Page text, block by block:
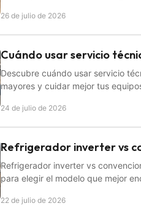
26 de julio de 2026
Cuándo usar servicio
Descubre cuándo usar servicio
mayores y cuidar mejor tus
24 de julio de 2026
Refrigerador inverter vs
Refrigerador inverter vs
para elegir el modelo que mejor
22 de julio de 2026